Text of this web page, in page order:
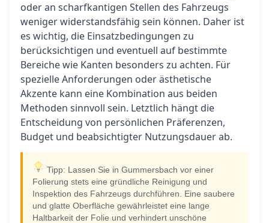
oder an scharfkantigen Stellen des Fahrzeugs
weniger widerstandsfähig sein können. Daher ist
es wichtig, die Einsatzbedingungen zu
berücksichtigen und eventuell auf bestimmte
Bereiche wie Kanten besonders zu achten. Für
spezielle Anforderungen oder ästhetische
Akzente kann eine Kombination aus beiden
Methoden sinnvoll sein. Letztlich hängt die
Entscheidung von persönlichen Präferenzen,
Budget und beabsichtigter Nutzungsdauer ab.
Tipp: Lassen Sie in Gummersbach vor einer
Folierung stets eine gründliche Reinigung und
Inspektion des Fahrzeugs durchführen. Eine saubere
und glatte Oberfläche gewährleistet eine lange
Haltbarkeit der Folie und verhindert unschöne